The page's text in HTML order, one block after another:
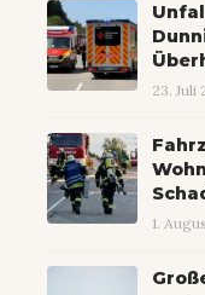
23. Juli
1.